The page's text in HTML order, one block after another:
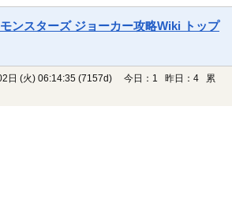
ンスターズ ジョーカー攻略Wiki トップ
日 (火) 06:14:35 (7157d)
今日：1 昨日：4 累